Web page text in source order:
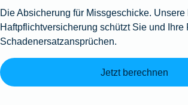
Die Absicherung für Missgeschicke. Unsere
Haftpflichtversicherung schützt Sie und Ihre
Schadenersatzansprüchen.
Jetzt berechnen